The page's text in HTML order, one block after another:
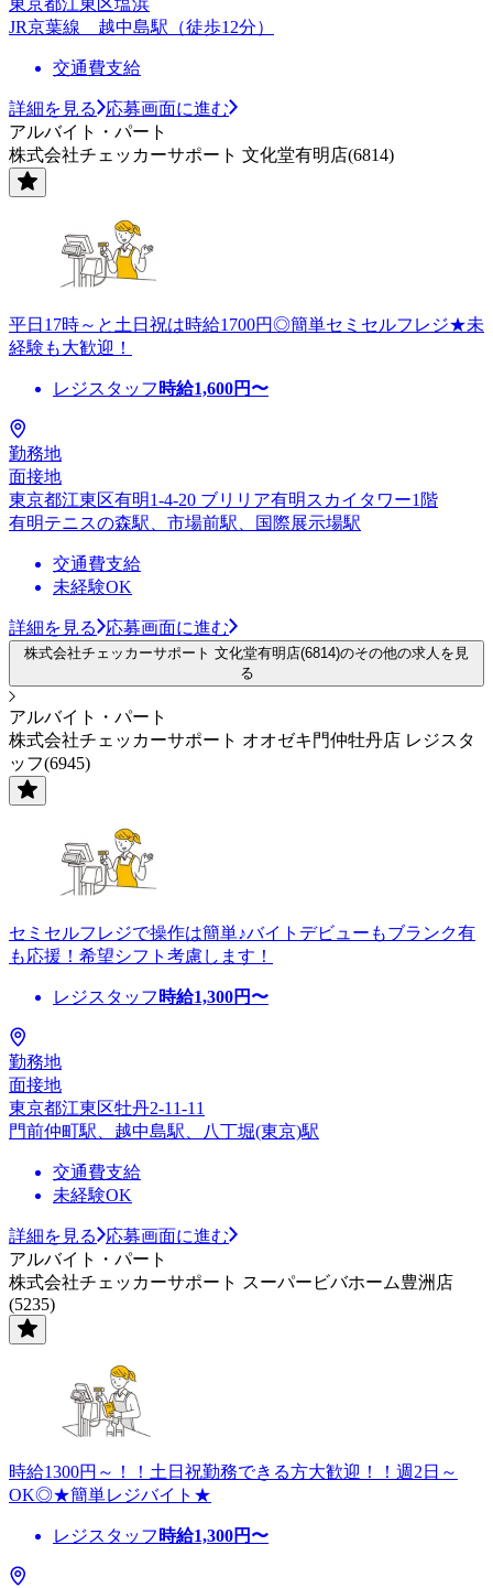
JR京葉線 越中島駅（徒歩12分）
交通費支給
詳細を見る
応募画面に進む
アルバイト・パート
株式会社チェッカーサポート 文化堂有明店(6814)
平日17時～と土日祝は時給1700円◎簡単セミセルフレジ★未
経験も大歓迎！
レジスタッフ 時給1,600円〜
勤務地
面接地
東京都江東区有明1-4-20 ブリリア有明スカイタワー1階
有明テニスの森駅、市場前駅、国際展示場駅
交通費支給
未経験OK
詳細を見る 応募画面に進む
株式会社チェッカーサポート 文化堂有明店(6814)のその他の求人を見
る
アルバイト・パート
株式会社チェッカーサポート オオゼキ門仲牡丹店 レジスタ
ッフ(6945)
セミセルフレジで操作は簡単♪バイトデビューもブランク有
も応援！希望シフト考慮します！
レジスタッフ 時給1,300円〜
勤務地
面接地
東京都江東区牡丹2-11-11
門前仲町駅、越中島駅、八丁堀(東京)駅
交通費支給
未経験OK
詳細を見る
応募画面に進む
アルバイト・パート
株式会社チェッカーサポート スーパービバホーム豊洲店
(5235)
時給1300円～！！土日祝勤務できる方大歓迎！！週2日～
OK◎★簡単レジバイト★
レジスタッフ 時給1,300円〜